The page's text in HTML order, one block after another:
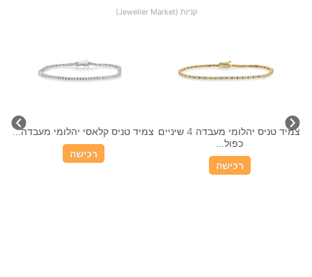
קניות (Jeweller Market)
צמיד טניס קלאסי יהלומי מעבדה...
רכישה
צמיד טניס יהלומי מעבדה 4 שיניים
כפול...
רכישה